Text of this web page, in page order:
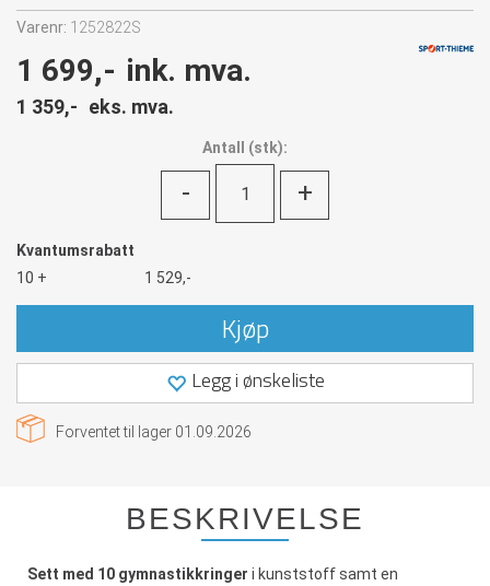
Varenr: 1252822S
1 699,- ink. mva.
1 359,- eks. mva.
Antall (stk):
- +
Kvantumsrabatt
10 +
1 529,-
Kjøp
Legg i ønskeliste
Forventet til lager 01.09.2026
BESKRIVELSE
Sett med 10 gymnastikkringer i kunststoff samt en